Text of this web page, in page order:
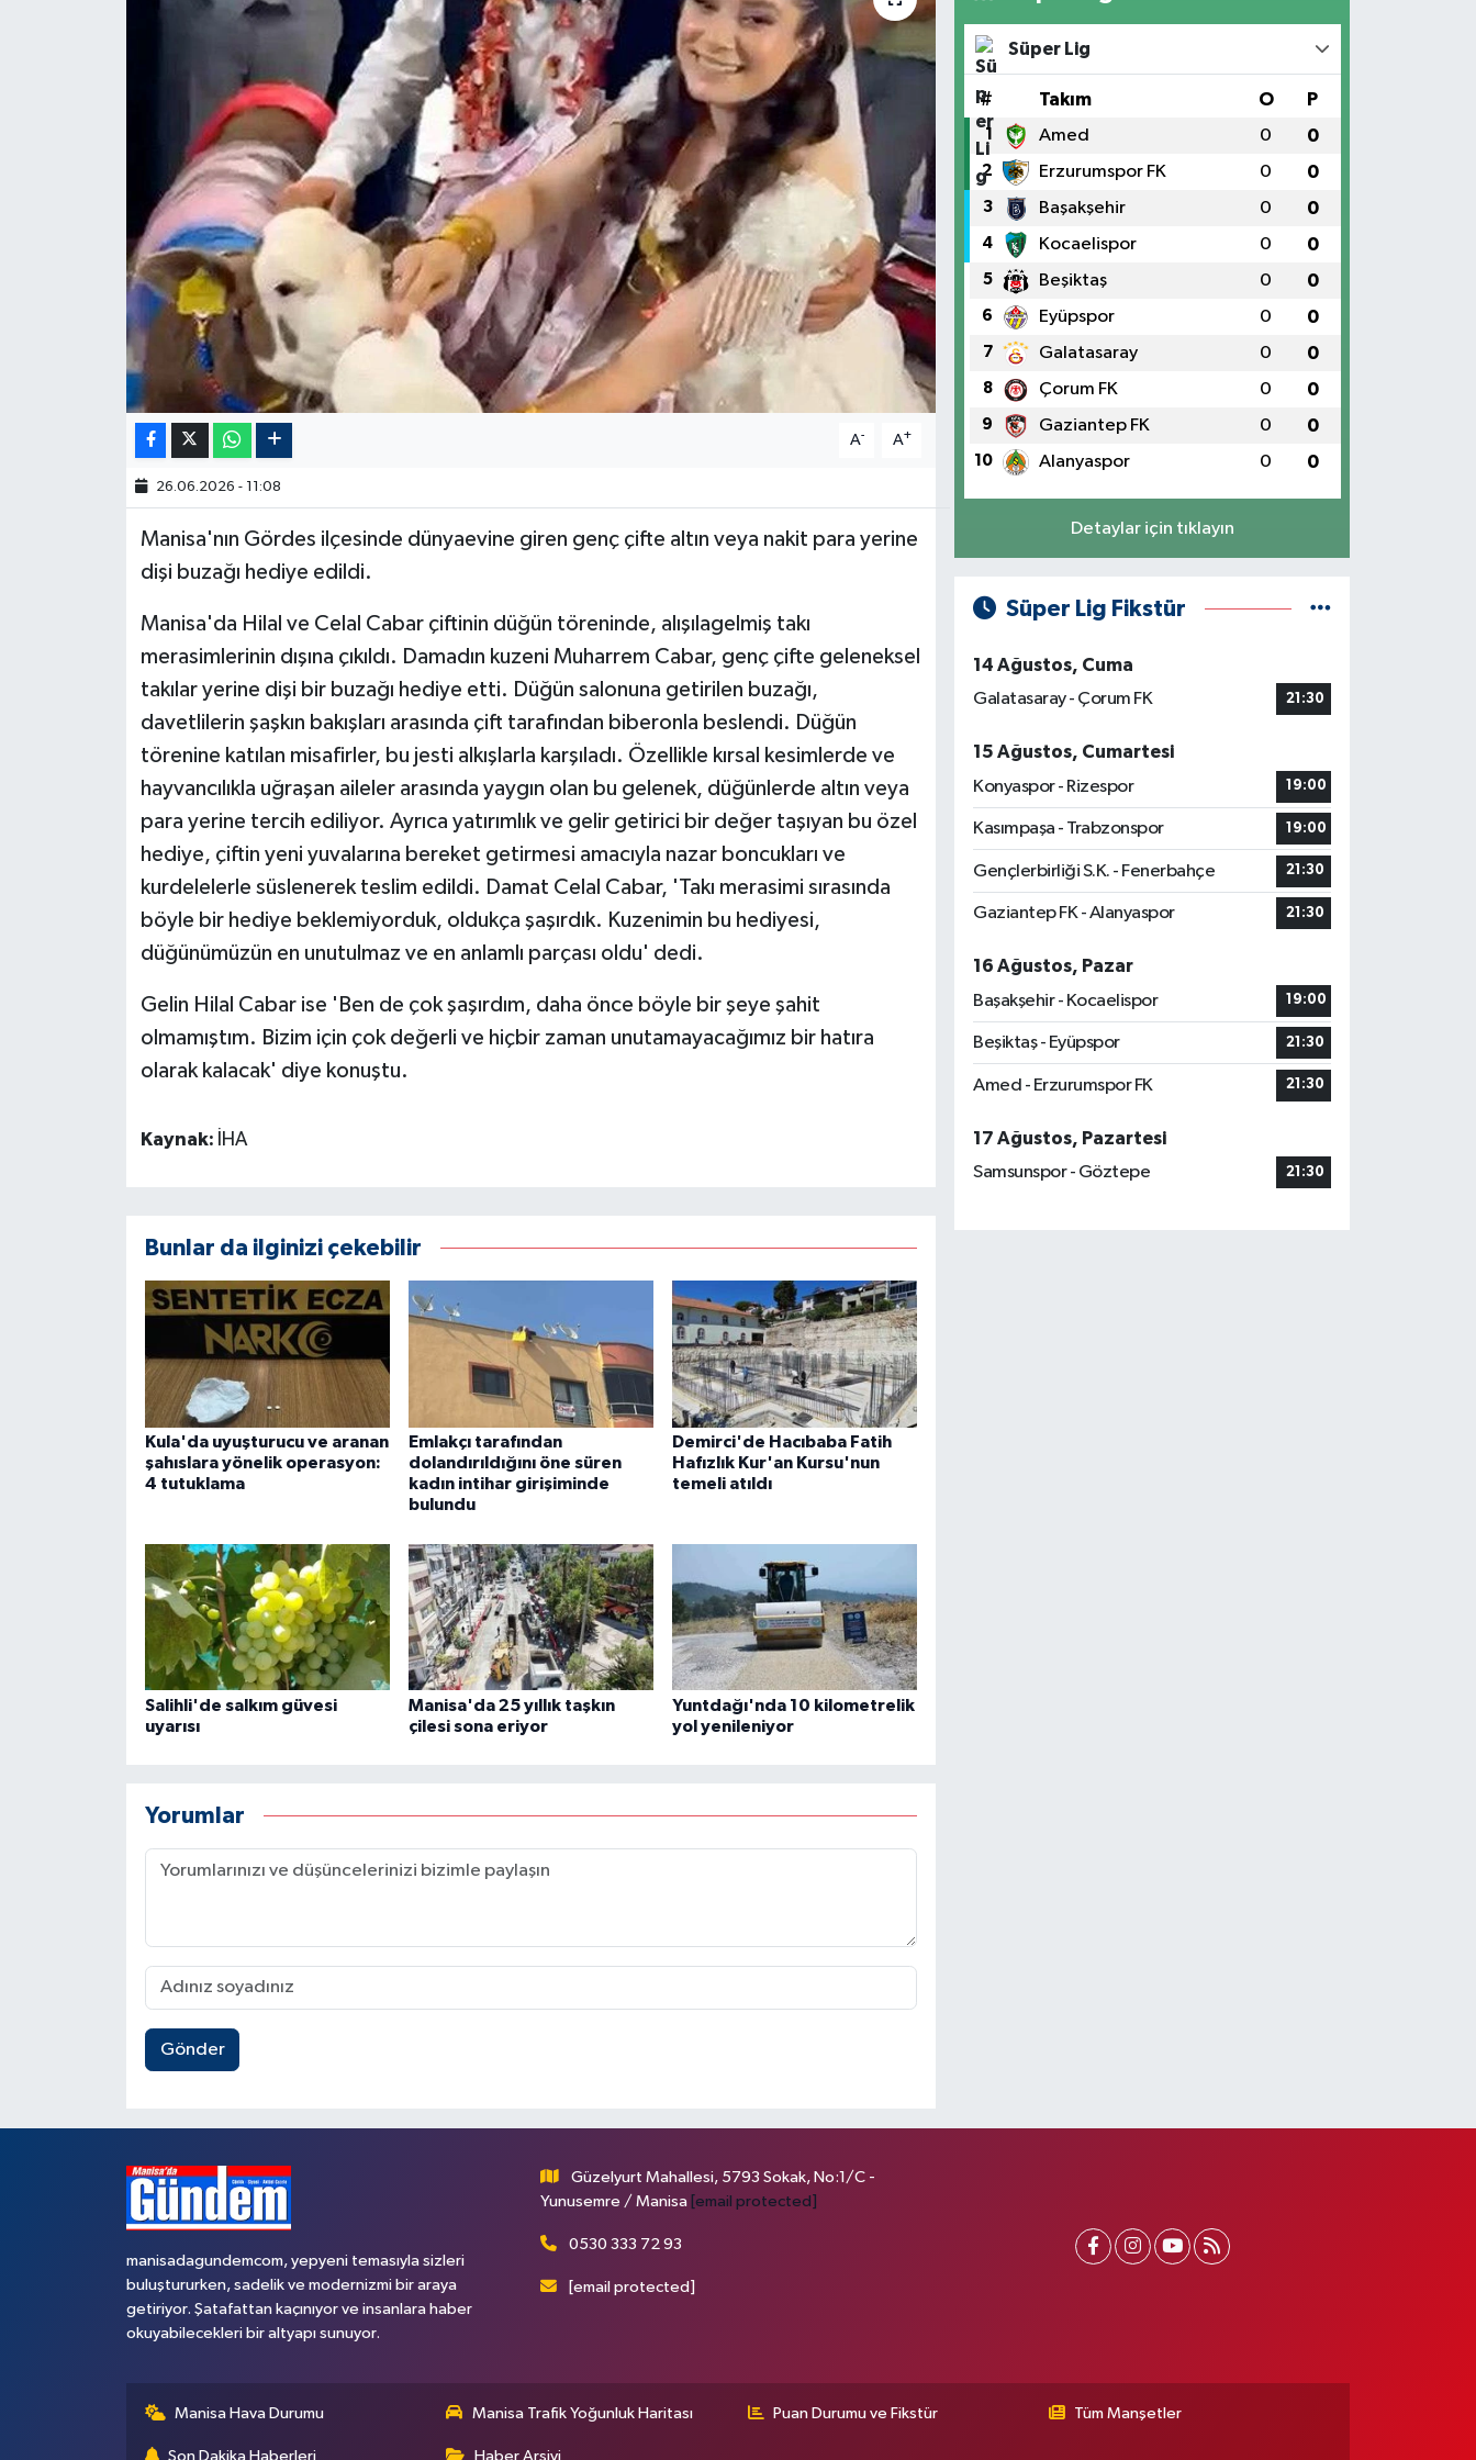
A- A+
26.06.2026 - 11:08
Manisa'nın Gördes ilçesinde dünyaevine giren genç çifte altın veya nakit para yerine
dişi buzağı hediye edildi.
Manisa'da Hilal ve Celal Cabar çiftinin düğün töreninde, alışılagelmiş takı
merasimlerinin dışına çıkıldı. Damadın kuzeni Muharrem Cabar, genç çifte geleneksel
takılar yerine dişi bir buzağı hediye etti. Düğün salonuna getirilen buzağı,
davetlilerin şaşkın bakışları arasında çift tarafından biberonla beslendi. Düğün
törenine katılan misafirler, bu jesti alkışlarla karşıladı. Özellikle kırsal kesimlerde ve
hayvancılıkla uğraşan aileler arasında yaygın olan bu gelenek, düğünlerde altın veya
para yerine tercih ediliyor. Ayrıca yatırımlık ve gelir getirici bir değer taşıyan bu özel
hediye, çiftin yeni yuvalarına bereket getirmesi amacıyla nazar boncukları ve
kurdelelerle süslenerek teslim edildi. Damat Celal Cabar, 'Takı merasimi sırasında
böyle bir hediye beklemiyorduk, oldukça şaşırdık. Kuzenimin bu hediyesi,
düğünümüzün en unutulmaz ve en anlamlı parçası oldu' dedi.
Gelin Hilal Cabar ise 'Ben de çok şaşırdım, daha önce böyle bir şeye şahit
olmamıştım. Bizim için çok değerli ve hiçbir zaman unutamayacağımız bir hatıra
olarak kalacak' diye konuştu.
Kaynak: İHA
Bunlar da ilginizi çekebilir
Kula'da uyuşturucu ve aranan
şahıslara yönelik operasyon:
4 tutuklama
Emlakçı tarafından
dolandırıldığını öne süren
kadın intihar girişiminde
bulundu
Demirci'de Hacıbaba Fatih
Hafızlık Kur'an Kursu'nun
temeli atıldı
Salihli'de salkım güvesi
uyarısı
Manisa'da 25 yıllık taşkın
çilesi sona eriyor
Yuntdağı'nda 10 kilometrelik
yol yenileniyor
Yorumlar
Gönder
Süper Lig
# Takım O P
1 Amed 0 0
2 Erzurumspor FK 0 0
3 Başakşehir 0 0
4 Kocaelispor 0 0
5 Beşiktaş 0 0
6 Eyüpspor 0 0
7 Galatasaray 0 0
8 Çorum FK 0 0
9 Gaziantep FK 0 0
10 Alanyaspor 0 0
Detaylar için tıklayın
Süper Lig Fikstür
14 Ağustos, Cuma
Galatasaray - Çorum FK
21:30
15 Ağustos, Cumartesi
Konyaspor - Rizespor
19:00
Kasımpaşa - Trabzonspor 19:00
Gençlerbirliği S.K. - Fenerbahçe 21:30
Gaziantep FK - Alanyaspor 21:30
16 Ağustos, Pazar
Başakşehir - Kocaelispor
19:00
Beşiktaş - Eyüpspor 21:30
Amed - Erzurumspor FK 21:30
17 Ağustos, Pazartesi
Samsunspor - Göztepe
21:30
manisadagundemcom, yepyeni temasıyla sizleri
buluştururken, sadelik ve modernizmi bir araya
getiriyor. Şatafattan kaçınıyor ve insanlara haber
okuyabilecekleri bir altyapı sunuyor.
Güzelyurt Mahallesi, 5793 Sokak, No:1/C -
Yunusemre / Manisa [email protected]
0530 333 72 93
[email protected]
Manisa Hava Durumu Manisa Trafik Yoğunluk Haritası Puan Durumu ve Fikstür Tüm Manşetler
Son Dakika Haberleri Haber Arşivi